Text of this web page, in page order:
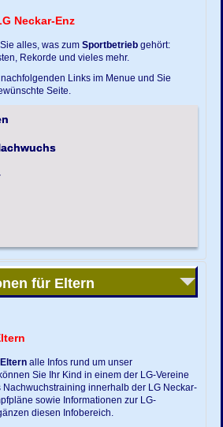
Neckar-Enz
alles, was zumSportbetrieb gehört:
Rekorde und vieles mehr.
Links im Menue und Sie
Seite.
für Eltern
Eltern alle Infos rund um unser
Sie Ihr Kind in einem der LG-Vereine
innerhalb der LG Neckar-
sowie Informationen zur LG-
diesen Infobereich.